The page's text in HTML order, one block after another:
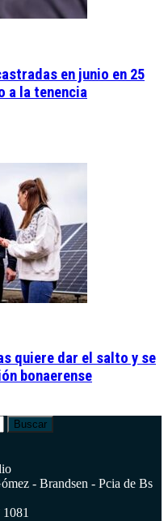
en junio en 25
a la tenencia
quiere dar el salto y se
bonaerense
- Brandsen - Pcia de Bs